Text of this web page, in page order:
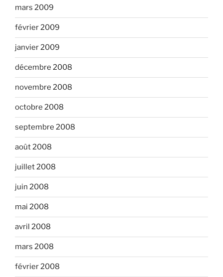
mars 2009
février 2009
janvier 2009
décembre 2008
novembre 2008
octobre 2008
septembre 2008
août 2008
juillet 2008
juin 2008
mai 2008
avril 2008
mars 2008
février 2008